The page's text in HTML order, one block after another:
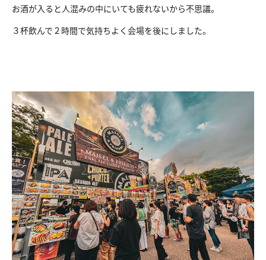
お酒が入ると人混みの中にいても疲れないから不思議。
３杯飲んで２時間で気持ちよく会場を後にしました。